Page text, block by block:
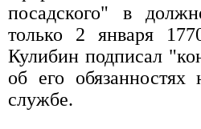
посадского" в
только 2 января
Кулибин подписал
об его обязанностях
службе.